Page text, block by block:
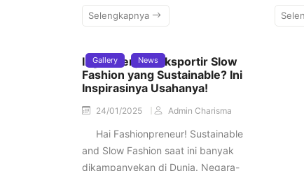
Selengkapnya
Gallery News
Ingin Menjadi Eksportir Slow
Fashion yang Sustainable? Ini
Inspirasinya Usahanya!
24/01/2025 Admin Charisma
Hai Fashionpreneur! Sustainable
and Slow Fashion saat ini banyak
dikampanyekan di Dunia. Negara-